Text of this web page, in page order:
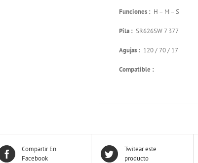
Funciones : H – M – S
Pila : SR626SW 7 377
Agujas : 120 / 70 / 17
Compatible :
Compartir En
Facebook
Twitear este
producto